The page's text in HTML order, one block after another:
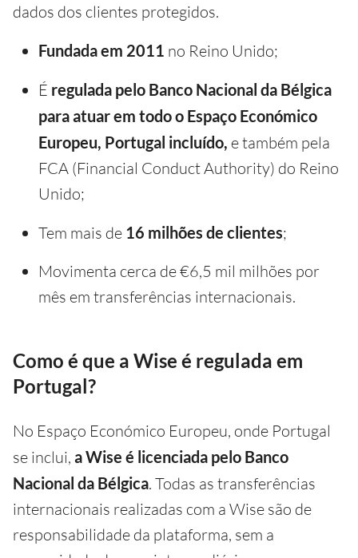
dados dos clientes protegidos.
Fundada em 2011 no Reino Unido;
É regulada pelo Banco Nacional da Bélgica
para atuar em todo o Espaço Económico
Europeu, Portugal incluído, e também pela
FCA (Financial Conduct Authority) do Reino
Unido;
Tem mais de 16 milhões de clientes;
Movimenta cerca de €6,5 mil milhões por
mês em transferências internacionais.
Como é que a Wise é regulada em
Portugal?
No Espaço Económico Europeu, onde Portugal
se inclui, a Wise é licenciada pelo Banco
Nacional da Bélgica. Todas as transferências
internacionais realizadas com a Wise são de
responsabilidade da plataforma, sem a